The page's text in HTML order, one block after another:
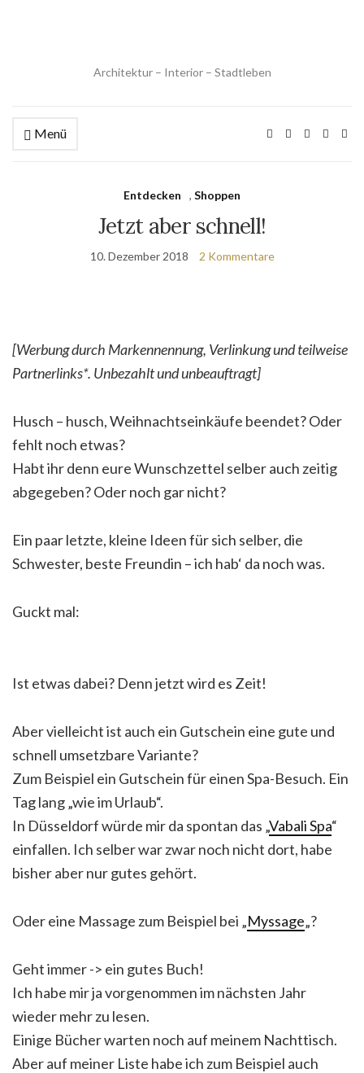
Architektur – Interior – Stadtleben
Menü
Entdecken , Shoppen
Jetzt aber schnell!
10. Dezember 2018 2 Kommentare
[Werbung durch Markennennung, Verlinkung und teilweise
Partnerlinks*. Unbezahlt und unbeauftragt]
Husch – husch, Weihnachtseinkäufe beendet? Oder
fehlt noch etwas?
Habt ihr denn eure Wunschzettel selber auch zeitig
abgegeben? Oder noch gar nicht?
Ein paar letzte, kleine Ideen für sich selber, die
Schwester, beste Freundin – ich hab‘ da noch was.
Guckt mal:
Ist etwas dabei? Denn jetzt wird es Zeit!
Aber vielleicht ist auch ein Gutschein eine gute und
schnell umsetzbare Variante?
Zum Beispiel ein Gutschein für einen Spa-Besuch. Ein
Tag lang „wie im Urlaub“.
In Düsseldorf würde mir da spontan das „Vabali Spa“
einfallen. Ich selber war zwar noch nicht dort, habe
bisher aber nur gutes gehört.
Oder eine Massage zum Beispiel bei „Myssage„?
Geht immer -> ein gutes Buch!
Ich habe mir ja vorgenommen im nächsten Jahr
wieder mehr zu lesen.
Einige Bücher warten noch auf meinem Nachttisch.
Aber auf meiner Liste habe ich zum Beispiel auch